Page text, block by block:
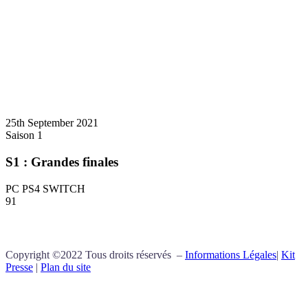
25th September 2021
Saison 1
S1 : Grandes finales
PC PS4 SWITCH
91
Copyright ©2022 Tous droits réservés – Informations Légales| Kit
Presse | Plan du site